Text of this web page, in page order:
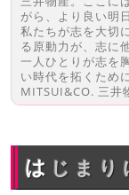
がら、より良い明
私たちが志を大切
る原動力が、志に
一人ひとりが志を
い時代を拓くため
MITSUI&CO. 三井
はじま